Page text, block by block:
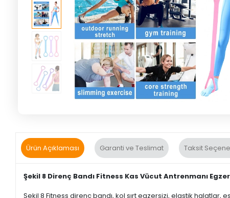
Ürün Açıklaması Garanti ve Teslimat Taksit
Şekil 8 Direnç Bandı Fitness Kas Vücut Antrenmanı
Şekil 8 Fitness direnç bandı, kol sırt egzersizi, elastik